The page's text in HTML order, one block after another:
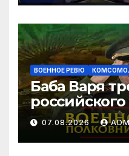
правда»
ВОЕННОЕ РЕВЮ
Баба Варя
на Украине.
07.08.2026
07.08.2026